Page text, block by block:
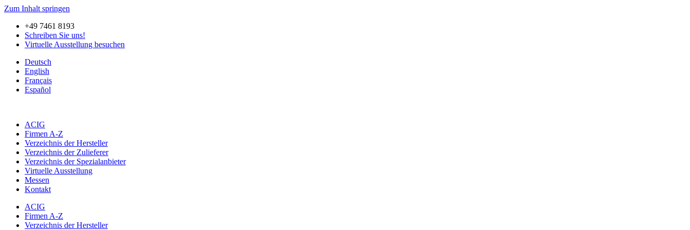
Zum Inhalt springen
+49 7461 8193
Schreiben Sie uns!
Virtuelle Ausstellung besuchen
Deutsch
English
Français
Español
ACIG
Firmen A-Z
Verzeichnis der Hersteller
Verzeichnis der Zulieferer
Verzeichnis der Spezialanbieter
Virtuelle Ausstellung
Messen
Kontakt
ACIG
Firmen A-Z
Verzeichnis der Hersteller